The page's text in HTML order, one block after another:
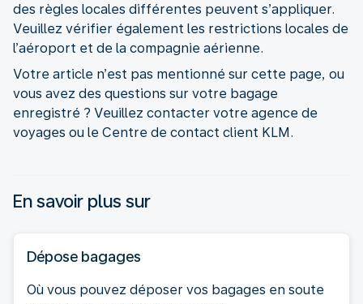
des règles locales différentes peuvent s’appliquer.
Veuillez vérifier également les restrictions locales de
l’aéroport et de la compagnie aérienne.
Votre article n’est pas mentionné sur cette page, ou
vous avez des questions sur votre bagage
enregistré ? Veuillez contacter votre agence de
voyages ou le Centre de contact client KLM.
En savoir plus sur
Dépose bagages
Où vous pouvez déposer vos bagages en soute